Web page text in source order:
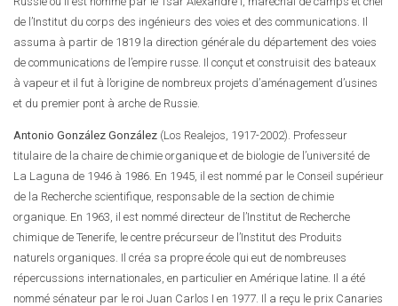
de l’Institut du corps des ingénieurs des voies et des communications. Il
assuma à partir de 1819 la direction générale du département des voies
de communications de l’empire russe. Il conçut et construisit des bateaux
à vapeur et il fut à l’origine de nombreux projets d’aménagement d’usines
et du premier pont à arche de Russie.
Antonio González González (Los Realejos, 1917-2002). Professeur
titulaire de la chaire de chimie organique et de biologie de l’université de
La Laguna de 1946 à 1986. En 1945, il est nommé par le Conseil supérieur
de la Recherche scientifique, responsable de la section de chimie
organique. En 1963, il est nommé directeur de l’Institut de Recherche
chimique de Tenerife, le centre précurseur de l’Institut des Produits
naturels organiques. Il créa sa propre école qui eut de nombreuses
répercussions internationales, en particulier en Amérique latine. Il a été
nommé sénateur par le roi Juan Carlos I en 1977. Il a reçu le prix Canaries